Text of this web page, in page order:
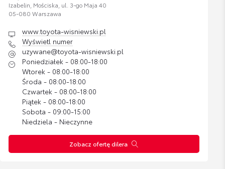
Nakrętki antykradzieżowe - chromowane
Cena brutto
332,81 zł
Nakrętki antykradzieżowe - krótkie czarne
Cena brutto
393,24 zł
Zestaw kosmetyków samochodowych
Toyoty
KLAUDIA KRAUZE
SPEC DS. LEASINGÓW, KREDYTÓW I UBEZPIECZEŃ
Wyświetl numer
KLAUDIA.KRAUZE@TOYOTA-WISNIEWSKI.PL
Marcin Wencławiak
Izabelin, Mościska, ul. 3-go Maja 40
05-080 Warszawa
www.toyota-wisniewski.pl
Wyświetl numer
uzywane@toyota-wisniewski.pl
Poniedziałek - 08:00-18:00
Wtorek - 08:00-18:00
Środa - 08:00-18:00
Czwartek - 08:00-18:00
Piątek - 08:00-18:00
Sobota - 09:00-15:00
Niedziela - Nieczynne
Zobacz ofertę dilera